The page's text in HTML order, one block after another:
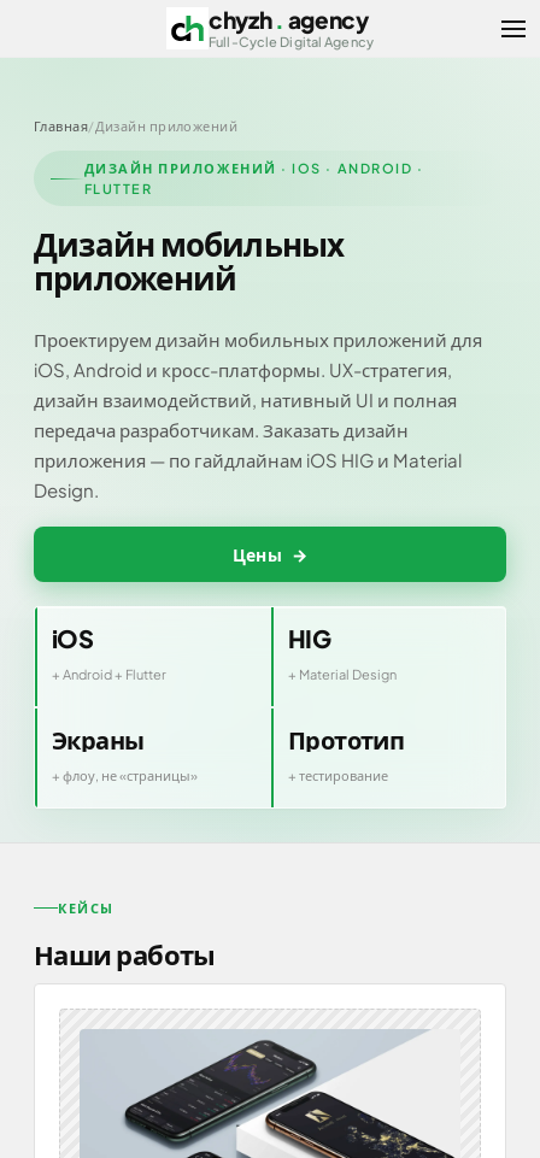
chyzh. agency
Full-Cycle Digital Agency
Главная/Дизайн приложений
ДИЗАЙН ПРИЛОЖЕНИЙ · IOS · ANDROID ·
FLUTTER
Дизайн мобильных
приложений
Проектируем дизайн мобильных приложений для
iOS, Android и кросс-платформы. UX-стратегия,
дизайн взаимодействий, нативный UI и полная
передача разработчикам. Заказать дизайн
приложения — по гайдлайнам iOS HIG и Material
Design.
Цены →
iOS
+ Android + Flutter
HIG
+ Material Design
Экраны
+ флоу, не «страницы»
Прототип
+ тестирование
КЕЙСЫ
Наши работы